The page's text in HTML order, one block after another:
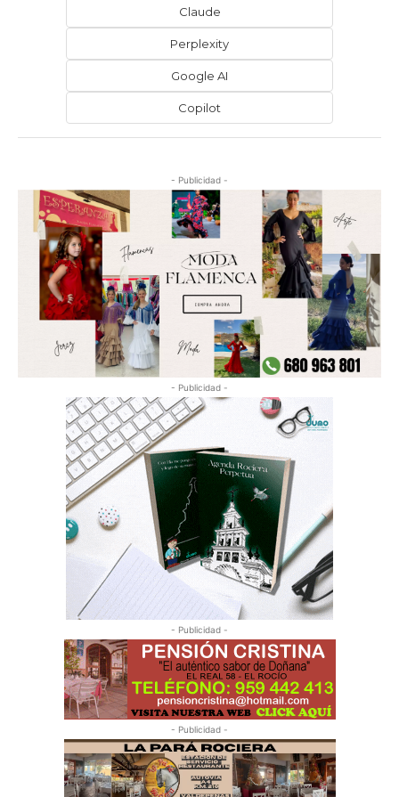
Claude
Perplexity
Google AI
Copilot
- Publicidad -
- Publicidad -
- Publicidad -
- Publicidad -